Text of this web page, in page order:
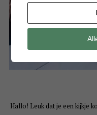
Hallo! Leuk dat je een kijkje